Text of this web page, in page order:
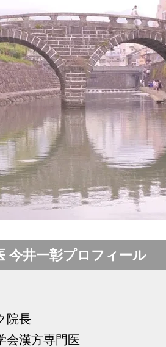
井一彰プロフィール
院長
会漢方専門医